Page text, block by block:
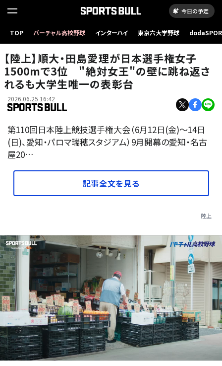
今日の予定
TOP バーチャル高校野球 インターハイ 東京六大学野球
【陸上】順大・田島愛理が日本選手権女子
1500mで3位 "絶対女王"の壁に跳ね返さ
れるも大学生唯一の表彰台
2026.06.25 16:42
第110回日本陸上競技選手権大会（6月12日(金)〜14日
(日)、愛知・パロマ瑞穂スタジアム）9月開幕の愛知・名古
屋20…
記事全文を見る
陸上